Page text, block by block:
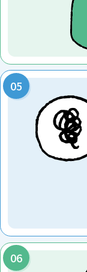
その結果、さら
症でみられると
り、画像検査（
て、総合的に判
以下の症状に心
ください。
・約束したこ
・常に行く場所
・忘れ物をした
・身だしなみに
・金銭の管理を
・日時や季節を
2026/03/21